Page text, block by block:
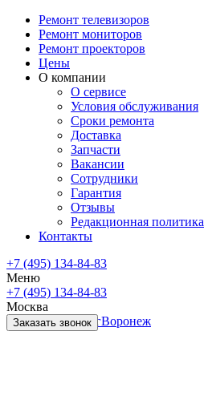
Ремонт телевизоров
Ремонт мониторов
Ремонт проекторов
Цены
О компании
О сервисе
Условия обслуживания
Сроки ремонта
Доставка
Запчасти
Вакансии
Сотрудники
Гарантия
Отзывы
Редакционная политика
Контакты
+7 (495) 134-84-83
Меню
+7 (495) 134-84-83
Москва
Санкт-ПетербургВоронеж
Заказать звонок